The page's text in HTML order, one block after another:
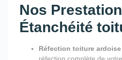
Nos
Étanchéité
Réfection toiture ardoise